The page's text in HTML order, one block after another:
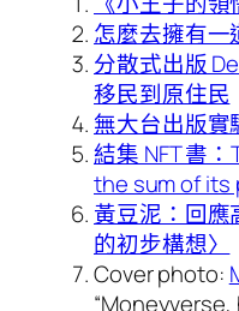
怎麼去擁有一
分散式出版
移民到原住民
無大台出版實
結集 NFT 書
the sum of its
黃豆泥：回應
的初步構想〉
Cover photo: